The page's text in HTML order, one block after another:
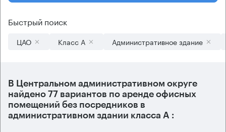
Быстрый поиск
ЦАО Класс А Административное здание
В Центральном административном округе
найдено 77 вариантов по аренде офисных
помещений без посредников в
административном здании класса А :